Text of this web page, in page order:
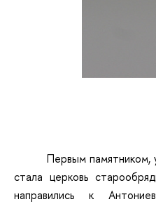
Первым памятником,
стала церковь
направились к